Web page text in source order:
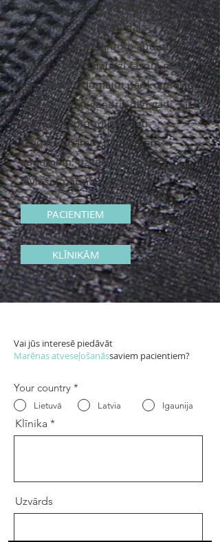
dibinātāja Vera Votkinsa (ASV) ir
secinājusi, ka lielākā daļa
kompresijai izmantoto audumu
nav ērti un ka daudzi fasoni nemaz
nav veidoti, domājot par komfortu.
Bija vajadzīgi gandrīz divi gadi, lai
izstrādātu pirmo paraugu
revolucionāram patentētam
audumam, uz visiem laikiem
ieviešot pārmaiņas nozarē
PACIENTIEM
KLĪNIKĀM
Vai jūs interesē piedāvāt
Marēnas atveseļošanāssaviem pacientiem?
Your country *
Lietuvā Latvia Igaunija
Klīnika
Uzvārds